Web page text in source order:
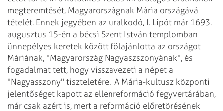
megteremtését, Magyarországnak Mária országává
tételét. Ennek jegyében az uralkodó, I. Lipót már 1693.
augusztus 15-én a bécsi Szent István templomban
ünnepélyes keretek között fölajánlotta az országot
Máriának, "Magyarország Nagyaszszonyának", és
fogadalmat tett, hogy visszavezeti a népet a
"Nagyasszony" tiszteletére. A Mária-kultusz központi
jelentőséget kapott az ellenreformáció fegyvertárában,
már csak azért is, mert a reformáció előretörésének